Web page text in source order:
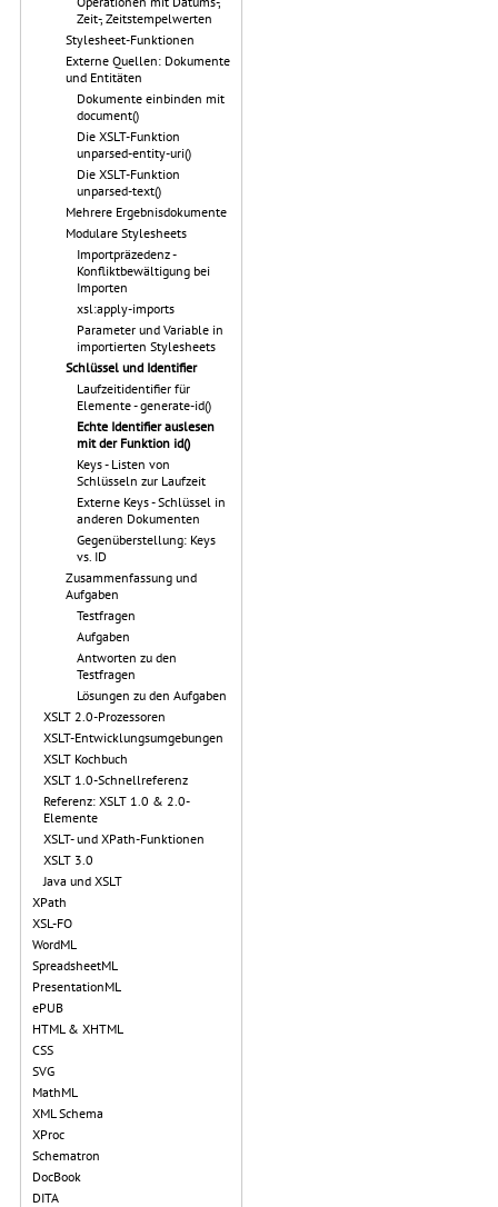
Zeit-, Zeitstempelwerten
Stylesheet-Funktionen
Externe Quellen: Dokumente
und Entitäten
Dokumente einbinden mit
document()
Die XSLT-Funktion
unparsed-entity-uri()
Die XSLT-Funktion
unparsed-text()
Mehrere Ergebnisdokumente
Modulare Stylesheets
Importpräzedenz -
Konfliktbewältigung bei
Importen
xsl:apply-imports
Parameter und Variable in
importierten Stylesheets
Schlüssel und Identifier
Laufzeitidentifier für
Elemente - generate-id()
Echte Identifier auslesen
mit der Funktion id()
Keys - Listen von
Schlüsseln zur Laufzeit
Externe Keys - Schlüssel in
anderen Dokumenten
Gegenüberstellung: Keys
vs. ID
Zusammenfassung und
Aufgaben
Testfragen
Aufgaben
Antworten zu den
Testfragen
Lösungen zu den Aufgaben
XSLT 2.0-Prozessoren
XSLT-Entwicklungsumgebungen
XSLT Kochbuch
XSLT 1.0-Schnellreferenz
Referenz: XSLT 1.0 & 2.0-
Elemente
XSLT- und XPath-Funktionen
XSLT 3.0
Java und XSLT
XPath
XSL-FO
WordML
SpreadsheetML
PresentationML
ePUB
HTML & XHTML
CSS
SVG
MathML
XML Schema
XProc
Schematron
DocBook
DITA